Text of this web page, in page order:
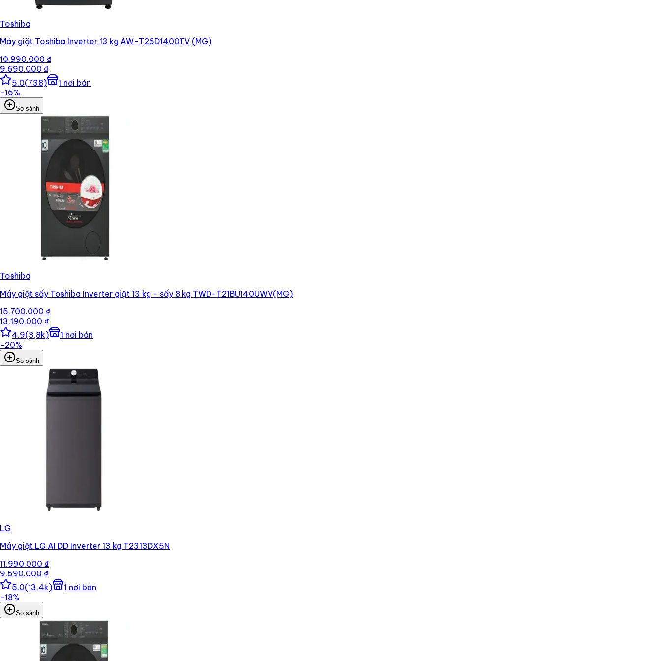
Toshiba
Máy giặt Toshiba Inverter 13 kg AW-T26D1400TV (MG)
10.990.000 ₫
9.690.000 ₫
5.0(738) 1 nơi bán
−16%
So sánh
Toshiba
Máy giặt sấy Toshiba Inverter giặt 13 kg - sấy 8 kg TWD-T21BU140UWV(MG)
15.700.000 ₫
13.190.000 ₫
4.9(3,8k) 1 nơi bán
−20%
So sánh
LG
Máy giặt LG AI DD Inverter 13 kg T2313DX5N
11.990.000 ₫
9.590.000 ₫
5.0(13,4k) 1 nơi bán
−18%
So sánh